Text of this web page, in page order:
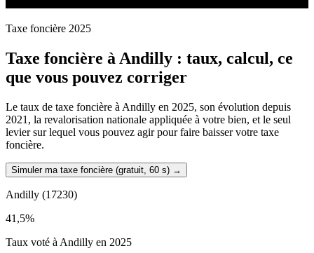
Taxe foncière 2025
Taxe foncière àAndilly : taux, calcul, ce
que vous pouvez corriger
Le taux de taxe foncière à Andilly en 2025, son évolution depuis
2021, la revalorisation nationale appliquée à votre bien, et le seul
levier sur lequel vous pouvez agir pour faire baisser votre taxe
foncière.
Simuler ma taxe foncière (gratuit, 60 s) →
Andilly (17230)
41,5%
Taux voté à Andilly en 2025